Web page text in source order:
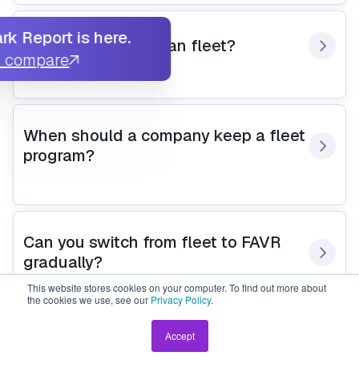
This website stores cookies on your computer. To find out more about
the cookies we use, see our Privacy Policy.
Accept
Is FAVR cheaper than fleet?
When should a company keep a fleet
program?
Can you switch from fleet to FAVR
gradually?
Do employees prefer FAVR or
Report is here.
compare